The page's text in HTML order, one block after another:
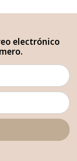
electrónico